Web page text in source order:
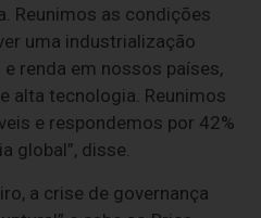
Reunimos as condições
uma industrialização
renda em nossos países,
alta tecnologia. Reunimos
e respondemos por 42%
global”, disse.
a crise de governança